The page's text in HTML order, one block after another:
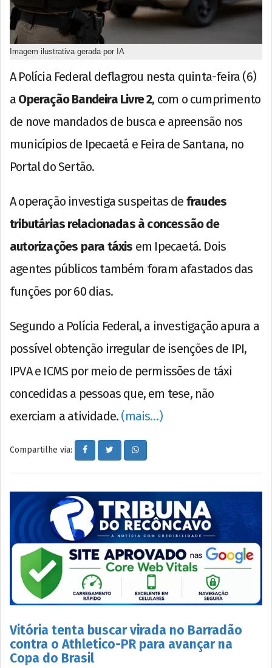
Imagem ilustrativa gerada por IA
A Polícia Federal deflagrou nesta quinta-feira (6)
a Operação Bandeira Livre 2, com o cumprimento
de nove mandados de busca e apreensão nos
municípios de Ipecaetá e Feira de Santana, no
Portal do Sertão.
A operação investiga suspeitas de fraudes
tributárias relacionadas à concessão de
autorizações para táxis em Ipecaetá. Dois
agentes públicos também foram afastados das
funções por 60 dias.
Segundo a Polícia Federal, a investigação apura a
possível obtenção irregular de isenções de IPI,
IPVA e ICMS por meio de permissões de táxi
concedidas a pessoas que, em tese, não
exerciam a atividade. (mais…)
Compartilhe via:
Vitória tenta buscar virada no Barradão
contra o Athletico-PR para avançar na
Copa do Brasil